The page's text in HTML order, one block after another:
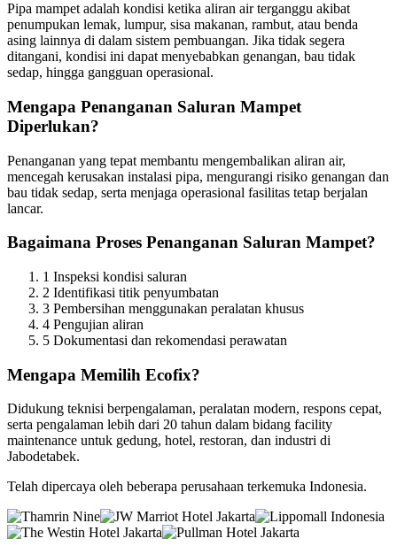
Pipa mampet adalah kondisi ketika aliran air terganggu akibat
penumpukan lemak, lumpur, sisa makanan, rambut, atau benda
asing lainnya di dalam sistem pembuangan. Jika tidak segera
ditangani, kondisi ini dapat menyebabkan genangan, bau tidak
sedap, hingga gangguan operasional.
Mengapa Penanganan Saluran Mampet
Diperlukan?
Penanganan yang tepat membantu mengembalikan aliran air,
mencegah kerusakan instalasi pipa, mengurangi risiko genangan dan
bau tidak sedap, serta menjaga operasional fasilitas tetap berjalan
lancar.
Bagaimana Proses Penanganan Saluran Mampet?
1 Inspeksi kondisi saluran
2 Identifikasi titik penyumbatan
3 Pembersihan menggunakan peralatan khusus
4 Pengujian aliran
5 Dokumentasi dan rekomendasi perawatan
Mengapa Memilih Ecofix?
Didukung teknisi berpengalaman, peralatan modern, respons cepat,
serta pengalaman lebih dari 20 tahun dalam bidang facility
maintenance untuk gedung, hotel, restoran, dan industri di
Jabodetabek.
Telah dipercaya oleh beberapa perusahaan terkemuka Indonesia.